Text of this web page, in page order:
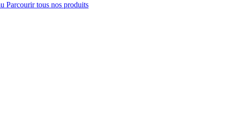
Parcourir tous nos produits